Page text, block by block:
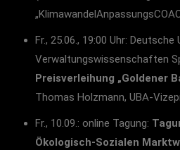
Fr., 25.06., 19:00 Uhr:
Verwaltungswissenschaften
Preisverleihung „Goldener
Thomas Holzmann, UBA-
Fr., 10.09.: online Tagung:
Ökologisch-Sozialen